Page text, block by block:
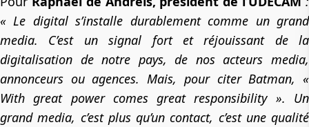
« Le digital s’installe durablement comme un grand
media. C’est un signal fort et réjouissant de la
digitalisation de notre pays, de nos acteurs media,
annonceurs ou agences.Mais, pour citer Batman, «
With great power comes great responsibility ». Un
grand media, c’est plus qu’un contact, c’est une qualité